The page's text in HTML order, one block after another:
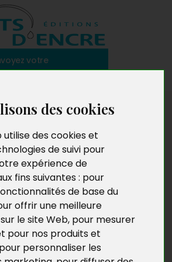
des cookies
utilise des cookies et
de suivi pour
expérience de
fins suivantes : pour
de base du
offrir une meilleure
le site Web, pour mesurer
pour nos produits et
personnaliser les
votre
auteurs
sur-mesure
Éditions Jets d’Encre
et une vision ambitieuse.
de donner la possibilité à tous les